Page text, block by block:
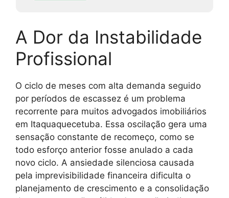
A Dor da Instabilidade
Profissional
O ciclo de meses com alta demanda seguido
por períodos de escassez é um problema
recorrente para muitos advogados imobiliários
em Itaquaquecetuba. Essa oscilação gera uma
sensação constante de recomeço, como se
todo esforço anterior fosse anulado a cada
novo ciclo. A ansiedade silenciosa causada
pela imprevisibilidade financeira dificulta o
planejamento de crescimento e a consolidação